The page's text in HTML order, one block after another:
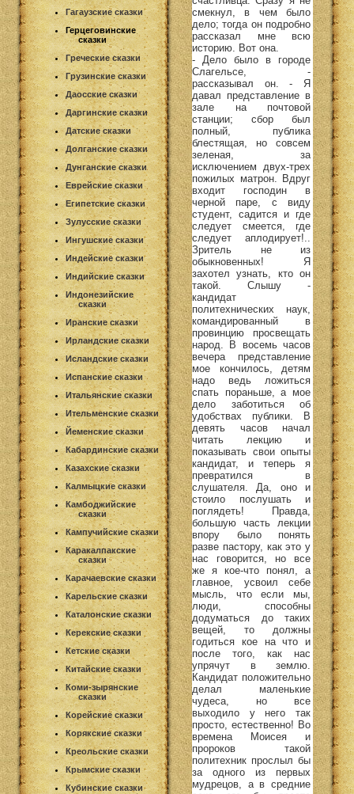
Гагаузские сказки
Герцеговинские
сказки
Греческие сказки
Грузинские сказки
Даосские сказки
Даргинские сказки
Датские сказки
Долганские сказки
Дунганские сказки
Еврейские сказки
Египетские сказки
Зулусские сказки
Ингушские сказки
Индейские сказки
Индийские сказки
Индонезийские
сказки
Иранские сказки
Ирландские сказки
Исландские сказки
Испанские сказки
Итальянские сказки
Ительменские сказки
Йеменские сказки
Кабардинские сказки
Казахские сказки
Калмыцкие сказки
Камбоджийские
сказки
Кампучийские сказки
Каракалпакские
сказки
Карачаевские сказки
Карельские сказки
Каталонские сказки
Керекские сказки
Кетские сказки
Китайские сказки
Коми-зырянские
сказки
Корейские сказки
Корякские сказки
Креольские сказки
Крымские сказки
Кубинские сказки
смекнул, в чем было
дело; тогда он подробно
рассказал мне всю
историю. Вот она.
- Дело было в городе
Слагельсе, -
рассказывал он. - Я
давал представление в
зале на почтовой
станции; сбор был
полный, публика
блестящая, но совсем
зеленая, за
исключением двух-трех
пожилых матрон. Вдруг
входит господин в
черной паре, с виду
студент, садится и где
следует смеется, где
следует аплодирует!..
Зритель не из
обыкновенных! Я
захотел узнать, кто он
такой. Слышу -
кандидат
политехнических наук,
командированный в
провинцию просвещать
народ. В восемь часов
вечера представление
мое кончилось, детям
надо ведь ложиться
спать пораньше, а мое
дело заботиться об
удобствах публики. В
девять часов начал
читать лекцию и
показывать свои опыты
кандидат, и теперь я
превратился в
слушателя. Да, оно и
стоило послушать и
поглядеть! Правда,
большую часть лекции
впору было понять
разве пастору, как это у
нас говорится, но все
же я кое-что понял, а
главное, усвоил себе
мысль, что если мы,
люди, способны
додуматься до таких
вещей, то должны
годиться кое на что и
после того, как нас
упрячут в землю.
Кандидат положительно
делал маленькие
чудеса, но все
выходило у него так
просто, естественно! Во
времена Моисея и
пророков такой
политехник прослыл бы
за одного из первых
мудрецов, а в средние